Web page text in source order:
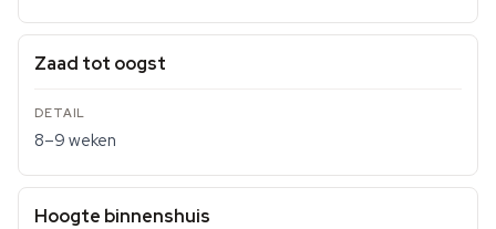
Zaad tot oogst
8–9 weken
Hoogte binnenshuis